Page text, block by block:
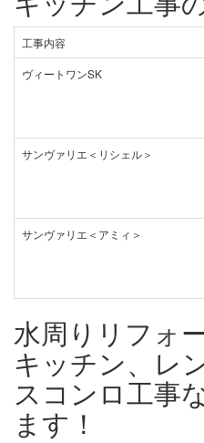
工事内容
ヴィートワンSK
サンヴァリエ＜リシェル＞
サンヴァリエ＜アミィ＞
水周りリフォ
キッチン、レ
スコンロ工事
ます！